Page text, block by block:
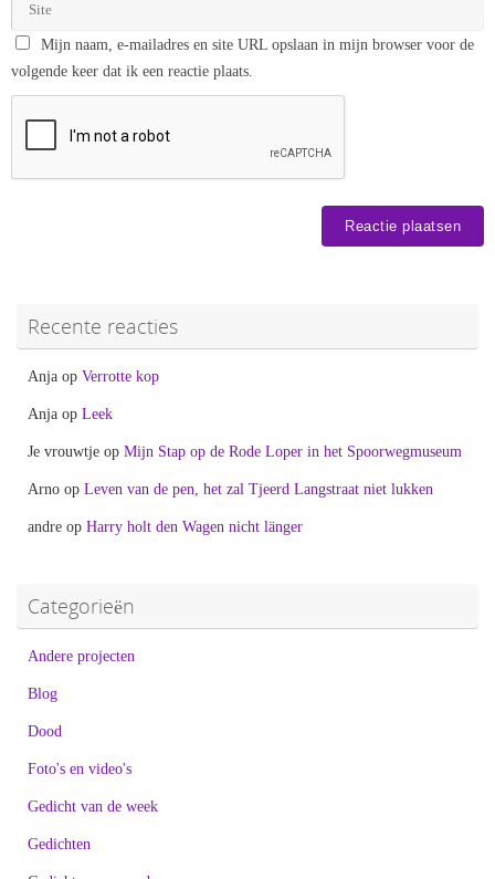
Mijn naam, e-mailadres en site URL opslaan in mijn browser voor de
volgende keer dat ik een reactie plaats.
Recente reacties
Anja op Verrotte kop
Anja op Leek
Je vrouwtje op Mijn Stap op de Rode Loper in het Spoorwegmuseum
Arno op Leven van de pen, het zal Tjeerd Langstraat niet lukken
andre op Harry holt den Wagen nicht länger
Categorieën
Andere projecten
Blog
Dood
Foto's en video's
Gedicht van de week
Gedichten